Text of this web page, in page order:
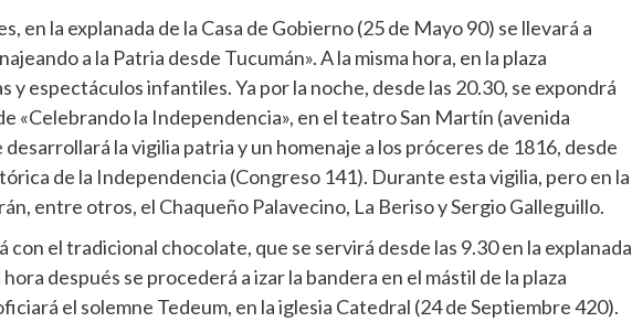
en la explanada de la Casa de Gobierno (25 de Mayo 90) se llevará a
a la Patria desde Tucumán». A la misma hora, en la plaza
y espectáculos infantiles. Ya por la noche, desde las 20.30, se expondrá
«Celebrando la Independencia», en el teatro San Martín (avenida
desarrollará la vigilia patria y un homenaje a los próceres de 1816, desde
de la Independencia (Congreso 141). Durante esta vigilia, pero en la
entre otros, el Chaqueño Palavecino, La Beriso y Sergio Galleguillo.
con el tradicional chocolate, que se servirá desde las 9.30 en la explanada
después se procederá a izar la bandera en el mástil de la plaza
el solemne Tedeum, en la iglesia Catedral (24 de Septiembre 420).